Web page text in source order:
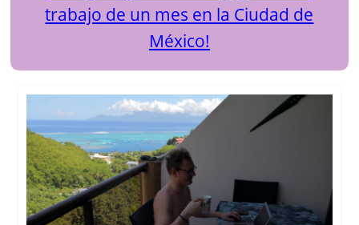
trabajo de un mes en la Ciudad de
México!